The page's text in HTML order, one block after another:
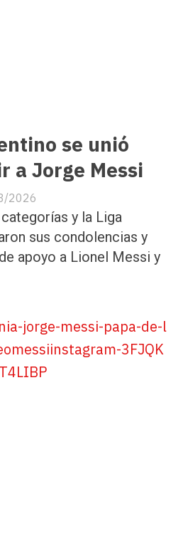
se unió
a Jorge Messi
2026
y la Liga
sus condolencias y
apoyo a Lionel Messi y